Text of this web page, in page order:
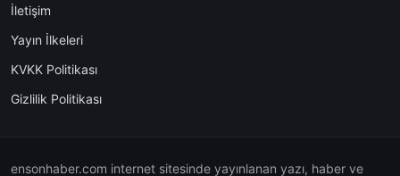
İletişim
Yayın İlkeleri
KVKK Politikası
Gizlilik Politikası
ensonhaber.com internet sitesinde yayınlanan yazı, haber ve